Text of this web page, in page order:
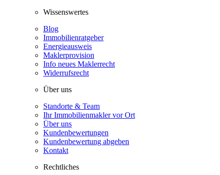
Wissenswertes
Blog
Immobilienratgeber
Energieausweis
Maklerprovision
Info neues Maklerrecht
Widerrufsrecht
Über uns
Standorte & Team
Ihr Immobilienmakler vor Ort
Über uns
Kundenbewertungen
Kundenbewertung abgeben
Kontakt
Rechtliches